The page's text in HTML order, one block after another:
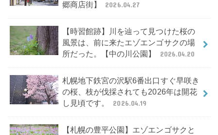
郷商店街】
2026.04.27
【時習館跡】川を辿って見つけた桜の
風景は、前に来たエゾエンゴサクの場
所だった。【中の川公園】
2026.04.20
札幌地下鉄宮の沢駅6番出口すぐ早咲き
の桜、枝が伐採されても2026年は開花
し見頃です。
2026.04.19
【札幌の豊平公園】エゾエンゴサクと